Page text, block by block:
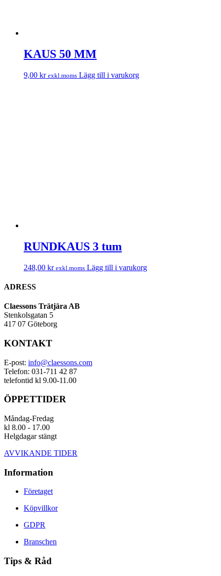
KAUS 50 MM
9,00 kr exkl.moms Lägg till i varukorg
RUNDKAUS 3 tum
248,00 kr exkl.moms Lägg till i varukorg
ADRESS
Claessons Trätjära AB
Stenkolsgatan 5
417 07 Göteborg
KONTAKT
E-post: info@claessons.com
Telefon: 031-711 42 87
telefontid kl 9.00-11.00
ÖPPETTIDER
Måndag-Fredag
kl 8.00 - 17.00
Helgdagar stängt
AVVIKANDE TIDER
Information
Företaget
Köpvillkor
GDPR
Branschen
Tips & Råd